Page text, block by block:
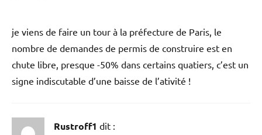
je viens de faire un tour à la préfecture de Paris, le
nombre de demandes de permis de construire est en
chute libre, presque -50% dans certains quatiers, c’est un
signe indiscutable d’une baisse de l’ativité !
Rustroff1 dit :